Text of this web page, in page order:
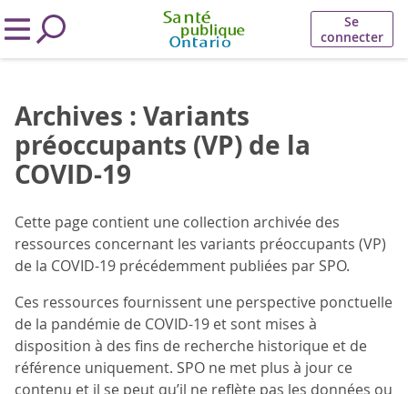
Se
connecter
Archives : Variants
préoccupants (VP) de la
COVID-19
Cette page contient une collection archivée des
ressources concernant les variants préoccupants (VP)
de la COVID-19 précédemment publiées par SPO.
Ces ressources fournissent une perspective ponctuelle
de la pandémie de COVID-19 et sont mises à
disposition à des fins de recherche historique et de
référence uniquement. SPO ne met plus à jour ce
contenu et il se peut qu’il ne reflète pas les données ou